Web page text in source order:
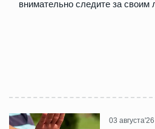
внимательно следите за
03 августа'26